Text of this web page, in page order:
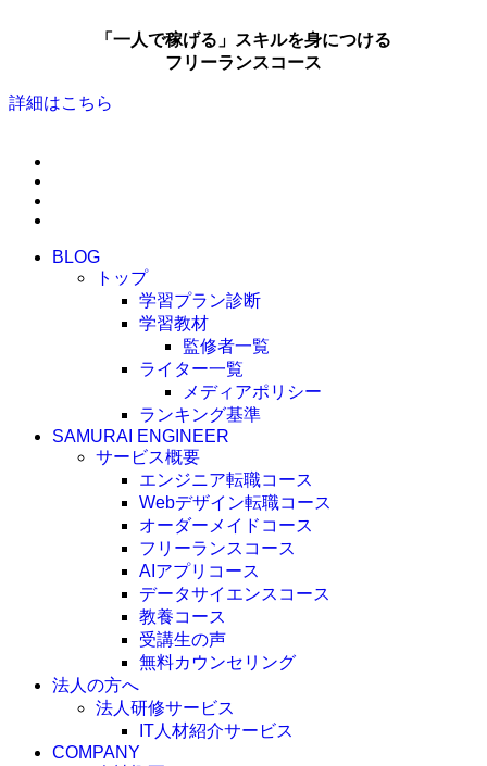
「一人で稼げる」スキルを身につける
フリーランスコース
詳細はこちら
BLOG
トップ
学習プラン診断
学習教材
監修者一覧
ライター一覧
メディアポリシー
ランキング基準
SAMURAI ENGINEER
サービス概要
エンジニア転職コース
Webデザイン転職コース
オーダーメイドコース
フリーランスコース
AIアプリコース
データサイエンスコース
教養コース
受講生の声
無料カウンセリング
法人の方へ
法人研修サービス
IT人材紹介サービス
COMPANY